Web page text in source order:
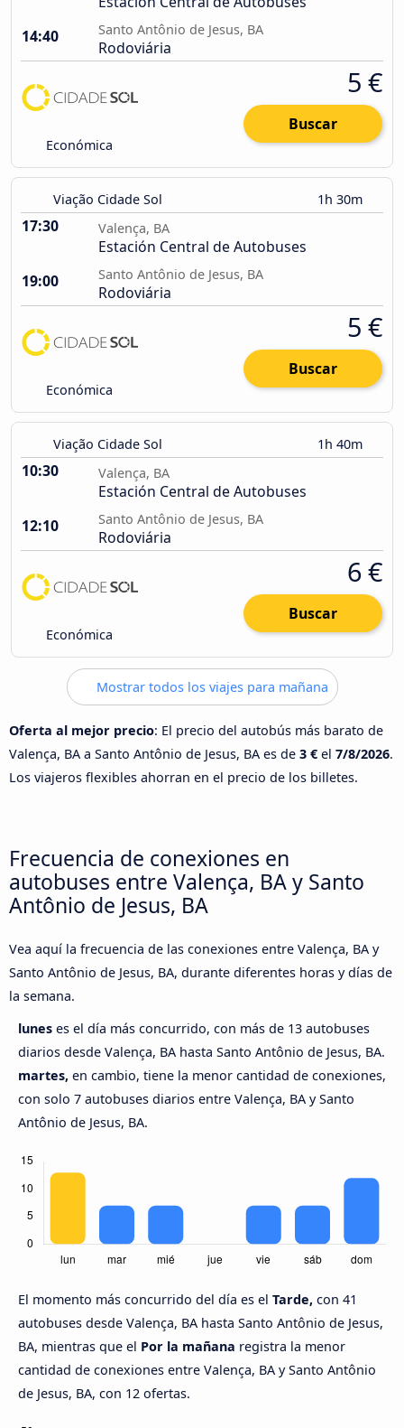
14:40
Santo Antônio de Jesus, BA
Rodoviária
Económica
5 €
Buscar
Viação Cidade Sol 1h 30m
17:30 Valença, BA
Estación Central de Autobuses
19:00
Santo Antônio de Jesus, BA
Rodoviária
Económica
5 €
Buscar
Viação Cidade Sol 1h 40m
10:30 Valença, BA
Estación Central de Autobuses
12:10
Santo Antônio de Jesus, BA
Rodoviária
Económica
6 €
Buscar
Mostrar todos los viajes para mañana
Oferta al mejor precio: El precio del autobús más barato de
Valença, BA a Santo Antônio de Jesus, BA es de 3 € el 7/8/2026.
Los viajeros flexibles ahorran en el precio de los billetes.
Frecuencia de conexiones en
autobuses entre Valença, BA y Santo
Antônio de Jesus, BA
Vea aquí la frecuencia de las conexiones entre Valença, BA y
Santo Antônio de Jesus, BA, durante diferentes horas y días de
la semana.
lunes es el día más concurrido, con más de 13 autobuses
diarios desde Valença, BA hasta Santo Antônio de Jesus, BA.
martes, en cambio, tiene la menor cantidad de conexiones,
con solo 7 autobuses diarios entre Valença, BA y Santo
Antônio de Jesus, BA.
El momento más concurrido del día es el Tarde, con 41
autobuses desde Valença, BA hasta Santo Antônio de Jesus,
BA, mientras que el Por la mañana registra la menor
cantidad de conexiones entre Valença, BA y Santo Antônio
de Jesus, BA, con 12 ofertas.